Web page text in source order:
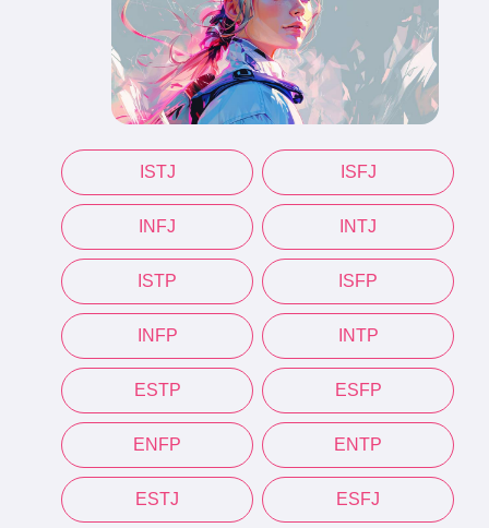
ISTJ ISFJ
INFJ INTJ
ISTP ISFP
INFP INTP
ESTP ESFP
ENFP ENTP
ESTJ ESFJ